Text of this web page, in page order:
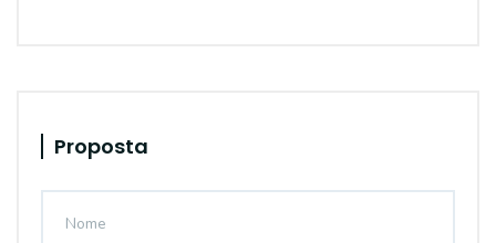
Proposta